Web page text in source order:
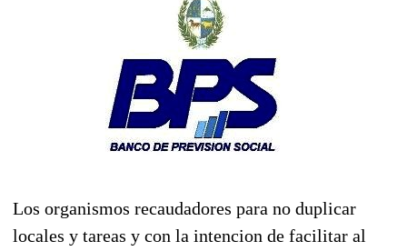
Los organismos recaudadores para no duplicar
locales y tareas y con la intencion de facilitar al